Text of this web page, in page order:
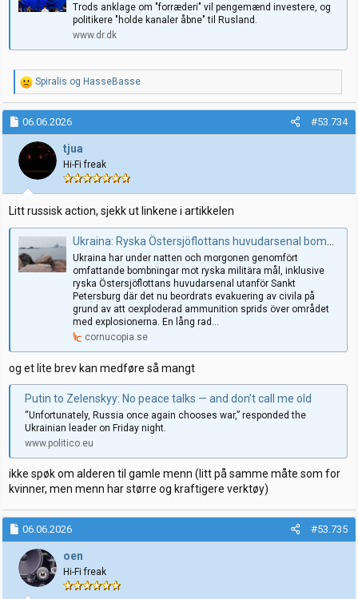
Trods anklage om "forræderi" vil pengemænd investere, og
politikere "holde kanaler åbne" til Rusland.
www.dr.dk
R
e
a
k
s
j
o
n
e
r
:
Spiralis og HasseBasse
06.06.2026 #53.734
tjua
Hi-Fi freak
Litt russisk action, sjekk ut linkene i artikkelen
Ukraina: Ryska Östersjöflottans huvudarsenal bombad vid Sankt Petersburg, evakuering beordrad
Ukraina har under natten och morgonen genomfört
omfattande bombningar mot ryska militära mål, inklusive
ryska Östersjöflottans huvudarsenal utanför Sankt
Petersburg där det nu beordrats evakuering av civila på
grund av att oexploderad ammunition sprids över området
med explosionerna. En lång rad...
cornucopia.se
og et lite brev kan medføre så mangt
Putin to Zelenskyy: No peace talks — and don’t call me old
“Unfortunately, Russia once again chooses war,” responded the
Ukrainian leader on Friday night.
www.politico.eu
ikke spøk om alderen til gamle menn (litt på samme måte som for
kvinner, men menn har større og kraftigere verktøy)
06.06.2026 #53.735
oen
Hi-Fi freak